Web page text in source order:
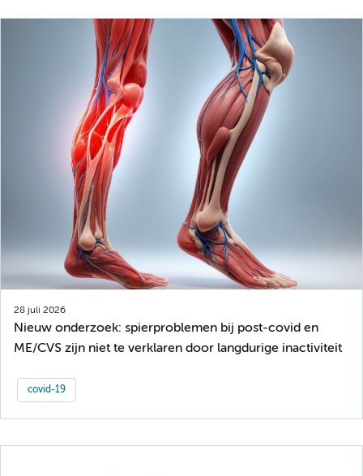
28 juli 2026
Nieuw onderzoek: spierproblemen bij post-covid en
ME/CVS zijn niet te verklaren door langdurige inactiviteit
covid-19